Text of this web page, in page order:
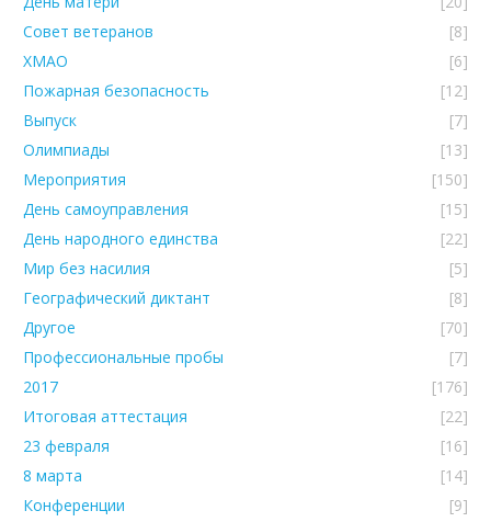
Совет ветеранов
[8]
ХМАО
[6]
Пожарная безопасность
[12]
Выпуск
[7]
Олимпиады
[13]
Мероприятия
[150]
День самоуправления
[15]
День народного единства
[22]
Мир без насилия
[5]
Географический диктант
[8]
Другое
[70]
Профессиональные пробы
[7]
2017
[176]
Итоговая аттестация
[22]
23 февраля
[16]
8 марта
[14]
Конференции
[9]